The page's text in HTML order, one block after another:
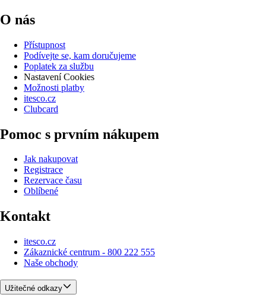
O nás
Přístupnost
Podívejte se, kam doručujeme
Poplatek za službu
Nastavení Cookies
Možnosti platby
itesco.cz
Clubcard
Pomoc s prvním nákupem
Jak nakupovat
Registrace
Rezervace času
Oblíbené
Kontakt
itesco.cz
Zákaznické centrum - 800 222 555
Naše obchody
Užitečné odkazy